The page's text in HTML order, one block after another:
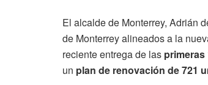
El alcalde de Monterrey, Adrián
de Monterrey alineados a la
reciente entrega de las primeras
un plan de renovación de 721